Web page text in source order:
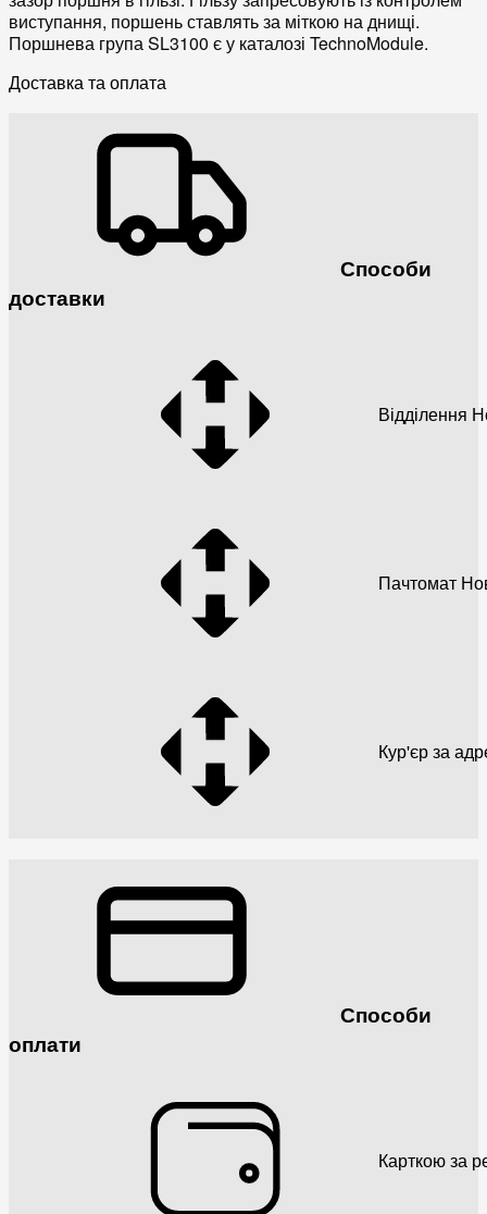
виступання, поршень ставлять за міткою на днищі.
Поршнева група SL3100 є у каталозі TechnoModule.
Доставка та оплата
Способи
доставки
Відділення
Пачтомат
Кур'єр за
Способи
оплати
Карткою за